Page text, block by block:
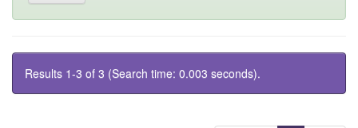
Results 1-3 of 3 (Search time: 0.003 seconds).